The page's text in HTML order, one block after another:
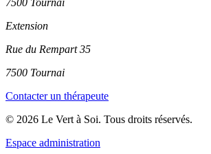
7500 Tournai
Extension
Rue du Rempart 35
7500 Tournai
Contacter un thérapeute
© 2026 Le Vert à Soi. Tous droits réservés.
Espace administration